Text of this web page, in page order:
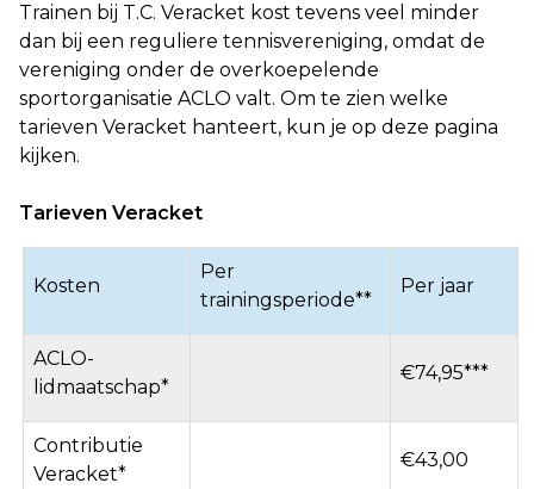
Trainen bij T.C. Veracket kost tevens veel minder
dan bij een reguliere tennisvereniging, omdat de
vereniging onder de overkoepelende
sportorganisatie ACLO valt. Om te zien welke
tarieven Veracket hanteert, kun je op deze pagina
kijken.
Tarieven Veracket
Kosten
Per
trainingsperiode**
Per jaar
ACLO-
lidmaatschap*
€74,95***
Contributie
Veracket*
€43,00